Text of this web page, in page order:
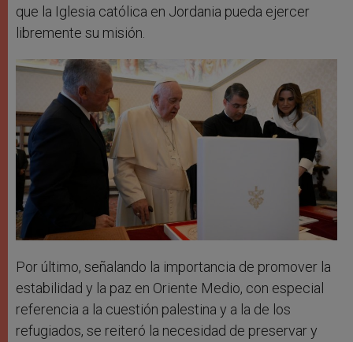
que la Iglesia católica en Jordania pueda ejercer
libremente su misión.
Por último, señalando la importancia de promover la
estabilidad y la paz en Oriente Medio, con especial
referencia a la cuestión palestina y a la de los
refugiados, se reiteró la necesidad de preservar y